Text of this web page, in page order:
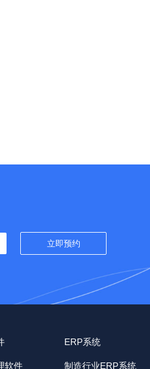
软件
ERP系统
制造行业ERP系统